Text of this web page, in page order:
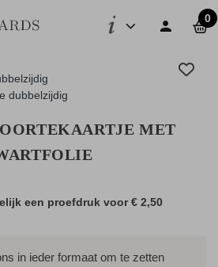
0
dubbelzijdig
MET
een proefdruk voor€ 2,50
in ieder formaat om te zetten